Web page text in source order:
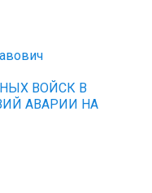
ВОЙСК В
АВАРИИ НА